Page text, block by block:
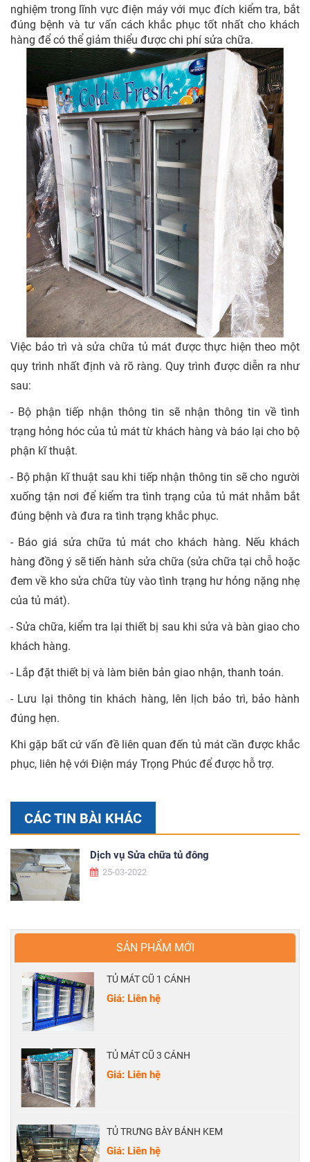
nghiệm trong lĩnh vực điện máy với mục đích kiểm tra, bắt
đúng bệnh và tư vấn cách khắc phục tốt nhất cho khách
hàng để có thể giảm thiểu được chi phí sửa chữa.
Việc bảo trì và sửa chữa tủ mát được thực hiện theo một
quy trình nhất định và rõ ràng. Quy trình được diễn ra như
sau:
- Bộ phận tiếp nhận thông tin sẽ nhận thông tin về tình
trạng hỏng hóc của tủ mát từ khách hàng và báo lại cho bộ
phận kĩ thuật.
- Bộ phận kĩ thuật sau khi tiếp nhận thông tin sẽ cho người
xuống tận nơi để kiểm tra tình trạng của tủ mát nhằm bắt
đúng bệnh và đưa ra tình trạng khắc phục.
- Báo giá sửa chữa tủ mát cho khách hàng. Nếu khách
hàng đồng ý sẽ tiến hành sửa chữa (sửa chữa tại chỗ hoặc
đem về kho sửa chữa tùy vào tình trạng hư hỏng nặng nhẹ
của tủ mát).
- Sửa chữa, kiểm tra lại thiết bị sau khi sửa và bàn giao cho
khách hàng.
- Lắp đặt thiết bị và làm biên bản giao nhận, thanh toán.
- Lưu lại thông tin khách hàng, lên lịch bảo trì, bảo hành
đúng hẹn.
Khi gặp bất cứ vấn đề liên quan đến tủ mát cần được khắc
phục, liên hệ với Điện máy Trọng Phúc để được hỗ trợ.
CÁC TIN BÀI KHÁC
Dịch vụ Sửa chữa tủ đông
25-03-2022
SẢN PHẨM MỚI
TỦ MÁT CŨ 1 CÁNH
Giá: Liên hệ
TỦ MÁT CŨ 3 CÁNH
Giá: Liên hệ
TỦ TRƯNG BÀY BÁNH KEM
Giá: Liên hệ